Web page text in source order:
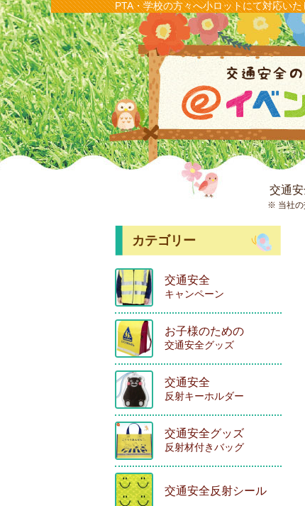
PTA・学校の方々へ小ロットにて対応いた
交通
※ 当社の
カテゴリー
交通安全
キャンペーン
お子様のための
交通安全グッズ
交通安全
反射キーホルダー
交通安全グッズ
反射材付きバッグ
交通安全反射シール